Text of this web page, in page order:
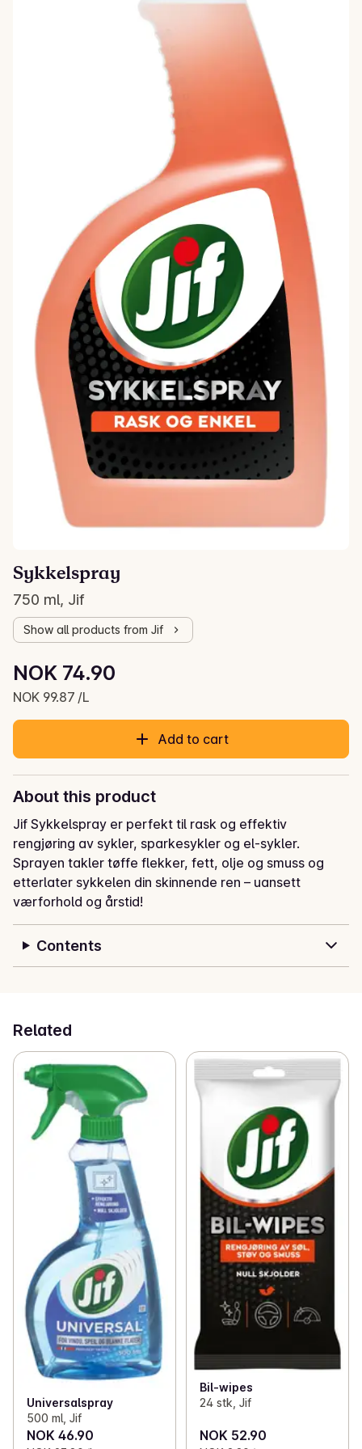
Sykkelspray
750 ml, Jif
Show all products from Jif
Current price is: NOK 74.90
NOK 74.90
NOK 99.87 /L
Unit price: NOK 99.87 /L
Add to cart
About this product
Jif Sykkelspray er perfekt til rask og effektiv
rengjøring av sykler, sparkesykler og el-sykler.
Sprayen takler tøffe flekker, fett, olje og smuss og
etterlater sykkelen din skinnende ren – uansett
værforhold og årstid!
Contents
Related
Universalspray
500 ml, Jif
NOK 46.90
Bil-wipes
24 stk, Jif
NOK 52.90